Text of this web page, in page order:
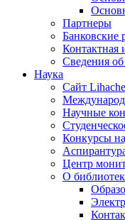
Партнеры
Банковские
Контактная
Сведения об
Наука
Сайт
Научные
Конкурсы
Центр
О